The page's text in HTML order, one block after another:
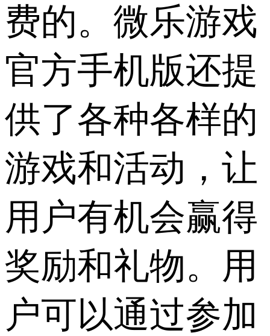
费的。微乐游戏
官方手机版还提
供了各种各样的
游戏和活动，让
用户有机会赢得
奖励和礼物。用
户可以通过参加